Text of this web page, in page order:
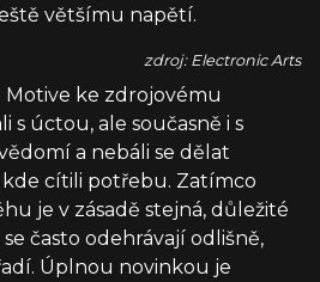
většímu napětí.
zdroj: Electronic Arts
Motive ke zdrojovému
s úctou, ale současně i s
a nebáli se dělat
cítili potřebu. Zatímco
je v zásadě stejná, důležité
často odehrávají odlišně,
Úplnou novinkou je